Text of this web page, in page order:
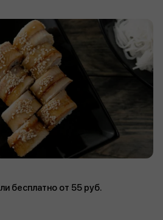
бесплатно от 55 руб.